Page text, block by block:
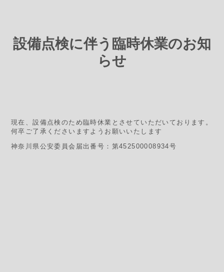
設備点検に伴う臨時休業のお知
らせ
現在、設備点検のため臨時休業とさせていただいております。
何卒ご了承くださいますようお願いいたします
神奈川県公安委員会届出番号：第452500008934号